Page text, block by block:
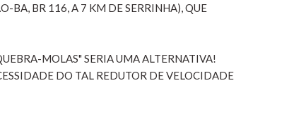
BA, BR 116, A 7 KM DE SERRINHA), QUE
MOLAS" SERIA UMA ALTERNATIVA!
DO TAL REDUTOR DE VELOCIDADE